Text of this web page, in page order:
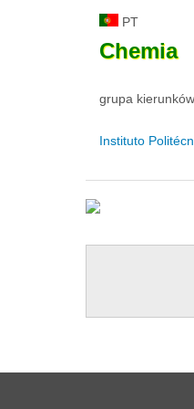
PT
Chemia
grupa
Instituto